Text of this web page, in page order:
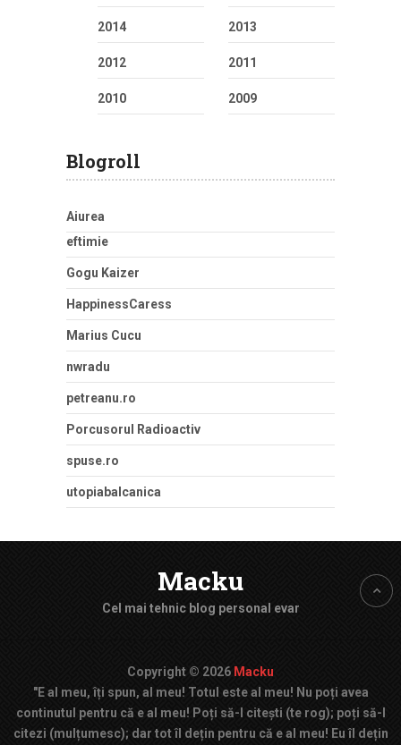
2014 2013
2012 2011
2010 2009
Blogroll
Aiurea
eftimie
Gogu Kaizer
HappinessCaress
Marius Cucu
nwradu
petreanu.ro
Porcusorul Radioactiv
spuse.ro
utopiabalcanica
Macku
Cel mai tehnic blog personal evar
Copyright © 2026 Macku
"E al meu, îți spun, al meu! Totul este al meu! Nu poți avea
continutul pentru că e al meu! Poți să-l citești (te rog); poți să-l
citezi (mulțumesc); dar tot îl dețin pentru că e al meu! Eu îl dețin